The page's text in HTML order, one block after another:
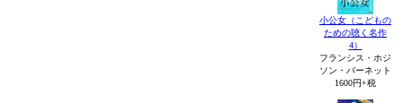
小公女（こどもの
ための聴く名作
4）
フランシス・ホジ
ソン・バーネット
1600円+税